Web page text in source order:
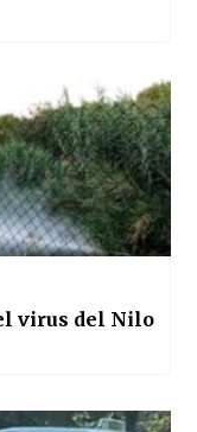
virus del Nilo